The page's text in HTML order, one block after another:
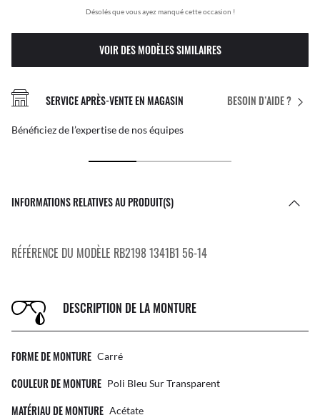
Désolés que vous ayez manqué cette occasion !
VOIR DES MODÈLES SIMILAIRES
BESOIN D’AIDE ?
SERVICE APRÈS-VENTE EN MAGASIN
Bénéficiez de l’expertise de nos équipes
INFORMATIONS RELATIVES AU PRODUIT(S)
RÉFÉRENCE DU MODÈLE RB2198 1341B1 56-14
DESCRIPTION DE LA MONTURE
FORME DE MONTURE Carré
COULEUR DE MONTURE Poli Bleu Sur Transparent
MATÉRIAU DE MONTURE Acétate